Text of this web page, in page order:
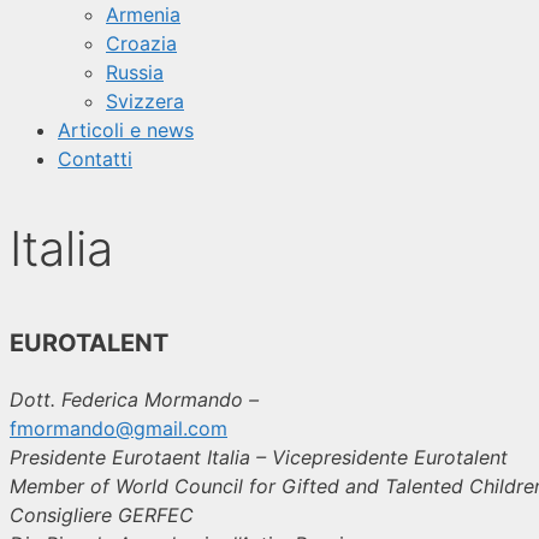
Armenia
Croazia
Russia
Svizzera
Articoli e news
Contatti
Italia
EUROTALENT
Dott. Federica Mormando –
fmormando@gmail.com
Presidente Eurotaent Italia – Vicepresidente Eurotalent
Member of World Council for Gifted and Talented
Consigliere GERFEC